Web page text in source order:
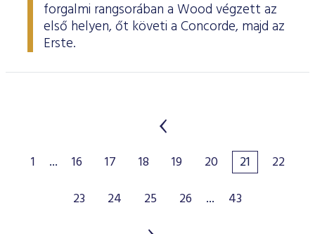
forgalmi rangsorában a Wood végzett az
első helyen, őt követi a Concorde, majd az
Erste.
1 ... 16 17 18 19 20 21
22
23
24 25 26 ... 43